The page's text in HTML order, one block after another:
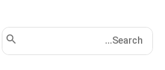
Search
for: